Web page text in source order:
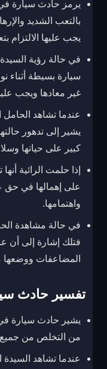
يرمز حادث سيارة
بالتعب الشديد
يجب عليها الالتزام
في حالة رؤية
سيارة بسيطة أثناء
غير معادها ويجب
عندما تشاهد الحامل
يشير إلى تدهور
كبير على حياتها
إذا حلمت الرائية
على إهمالها في حق
واهتمامها.
في حالة مشاهدة
فتلك إشارة إلى أن
المضاعفات ووضعها
تفسير حادث
يشير حادث سيارة في
من التخلص من جميع
عندما تشاهد السيدة